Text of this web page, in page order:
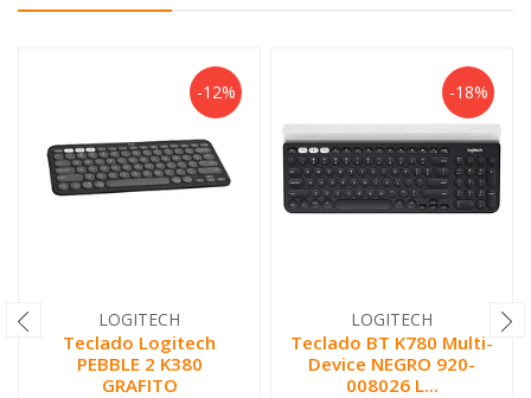
-12%
LOGITECH
Teclado Logitech
PEBBLE 2 K380
GRAFITO
-18%
LOGITECH
Teclado BT K780 Multi-
Device NEGRO 920-
008026 L...